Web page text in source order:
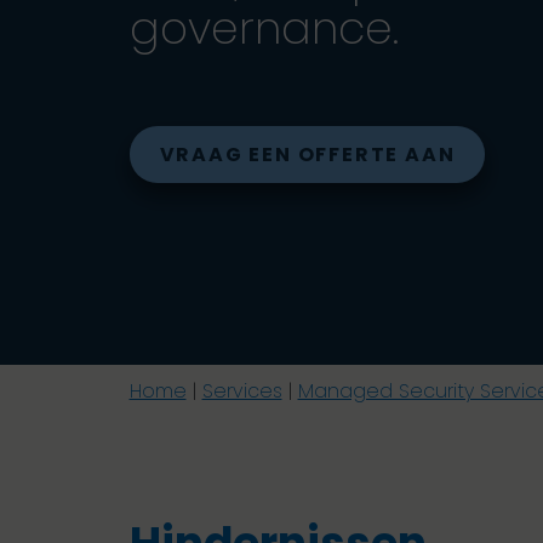
governance.
VRAAG EEN OFFERTE AAN
Home | Services | Managed Security